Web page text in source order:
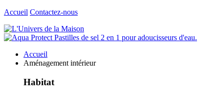
Accueil Contactez-nous
Accueil
Aménagement intérieur
Habitat